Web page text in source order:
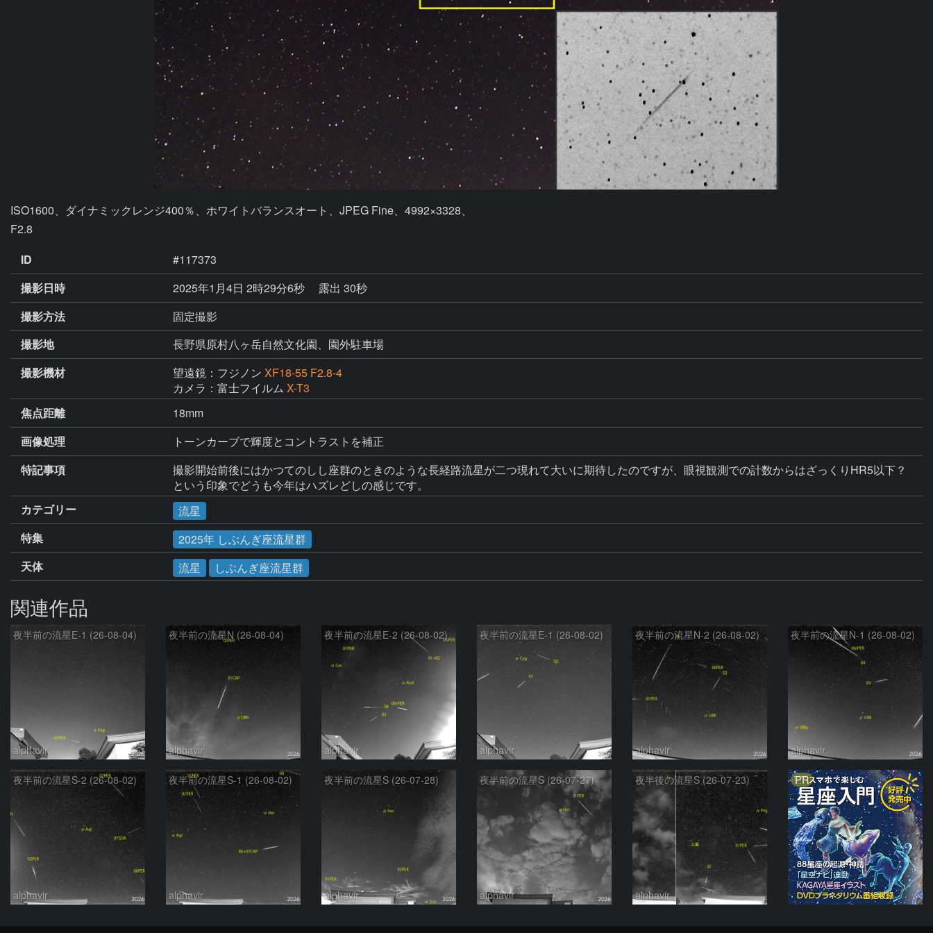
ISO1600、ダイナミックレンジ400％、ホワイトバランスオート、JPEG Fine、4992×3328、
F2.8
ID
#117373
撮影日時
2025年1月4日 2時29分6秒
露出 30秒
撮影方法
固定撮影
撮影地
長野県原村八ヶ岳自然文化園、園外駐車場
撮影機材
望遠鏡：フジノン XF18-55 F2.8-4
カメラ：富士フイルム X-T3
焦点距離
18mm
画像処理
トーンカーブで輝度とコントラストを補正
特記事項
撮影開始前後にはかつてのしし座群のときのような長経路流星が二つ現れて大いに期待したのですが、眼視観測での計数からはざっくりHR5以下？
という印象でどうも今年はハズレどしの感じです。
カテゴリー
流星
特集
2025年 しぶんぎ座流星群
天体
流星 しぶんぎ座流星群
関連作品
夜半前の流星E-1 (26-08-04)
alphavir
夜半前の流星N (26-08-04)
alphavir
夜半前の流星E-2 (26-08-02)
alphavir
夜半前の流星E-1 (26-08-02)
alphavir
夜半前の流星N-2 (26-08-02)
alphavir
夜半前の流星N-1 (26-08-02)
alphavir
夜半前の流星S-2 (26-08-02)
alphavir
夜半前の流星S-1 (26-08-02)
alphavir
夜半前の流星S (26-07-28)
alphavir
夜半前の流星S (26-07-27)
alphavir
夜半後の流星S (26-07-23)
alphavir
PR